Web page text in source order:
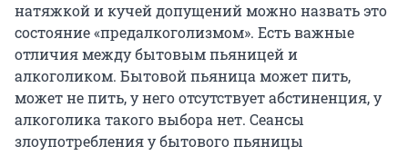
натяжкой и кучей допущений можно назвать это
состояние «предалкоголизмом». Есть важные
отличия между бытовым пьяницей и
алкоголиком. Бытовой пьяница может пить,
может не пить, у него отсутствует абстиненция, у
алкоголика такого выбора нет. Сеансы
злоупотребления у бытового пьяницы